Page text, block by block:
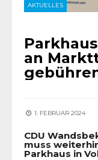
AKTUELLES
an
1. FEBRUAR 2024
CDU
muss
Parkhaus in